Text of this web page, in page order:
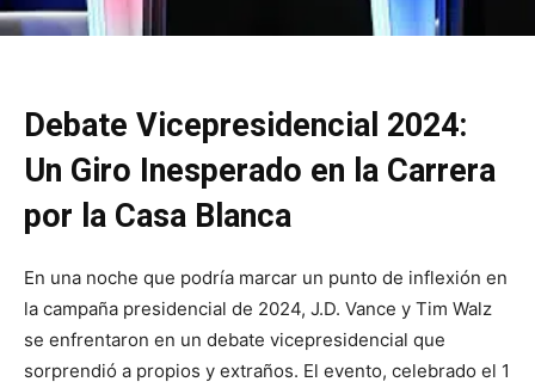
Debate Vicepresidencial 2024:
Un Giro Inesperado en la Carrera
por la Casa Blanca
En una noche que podría marcar un punto de inflexión en
la campaña presidencial de 2024, J.D. Vance y Tim Walz
se enfrentaron en un debate vicepresidencial que
sorprendió a propios y extraños. El evento, celebrado el 1